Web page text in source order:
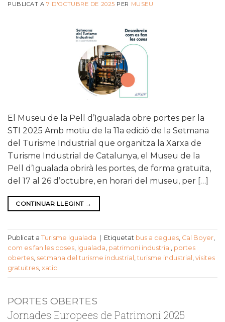
PUBLICAT A7 D'OCTUBRE DE 2025 PER MUSEU
El Museu de la Pell d’Igualada obre portes per la
STI 2025 Amb motiu de la 11a edició de la Setmana
del Turisme Industrial que organitza la Xarxa de
Turisme Industrial de Catalunya, el Museu de la
Pell d’Igualada obrirà les portes, de forma gratuïta,
del 17 al 26 d’octubre, en horari del museu, per […]
CONTINUAR LLEGINT →
Publicat a Turisme Igualada Etiquetat bus a cegues, Cal Boyer,
com es fan les coses, Igualada, patrimoni industrial , portes
obertes, setmana del turisme industrial , turisme industrial , visites
gratuïtres, xatic
PORTES OBERTES
Jornades Europees de Patrimoni 2025